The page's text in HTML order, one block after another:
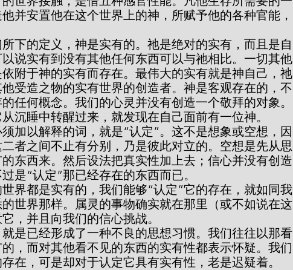
并安置他在这个世界上的神，所赋予他的各种官能，
说实有到没有其他任何东西可以与祂相比。一切其他
附于神的实有而存在。最伟大的实有就是神自己，祂
受造之物的实有世界的创造者。神是客观存在的，不
任何概念。我们的心灵并没有创造一个敬拜的对象。
沉睡中转醒过来，就发现在自己面前有一位神。
者之间不止有分别，乃是彼此对立的。空想是先从思
东西来。然后设法把真实性加上去；信心并没有创造
是“认定”那已经存在的东西而已。
世界那样。属灵的事物确实就在那里（或不如说在这
，并且向我们的信心挑战。
，而对其他看不见的东西的实有性都表示怀疑。我们
在，可是却对于认定它具有实有性，老是迟疑着。